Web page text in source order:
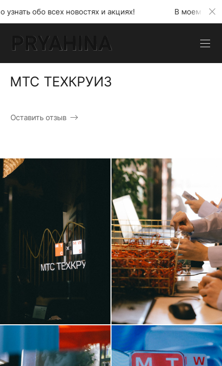
и акциях! В моем телеграмм канале
МТС ТЕХКРУИЗ
Оставить отзыв